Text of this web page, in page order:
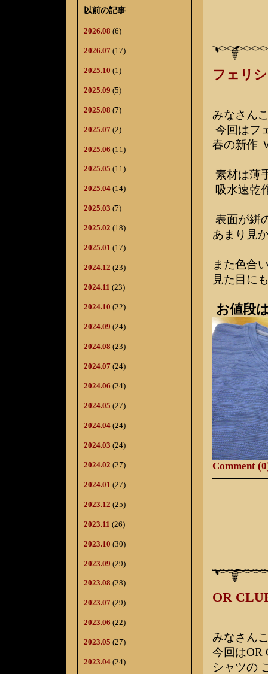
以前の記事
2026.08 (6)
2026.07 (17)
2025.10 (1)
2025.09 (5)
2025.08 (7)
2025.07 (2)
2025.06 (11)
2025.05 (11)
2025.04 (14)
2025.03 (7)
2025.02 (18)
2025.01 (17)
2024.12 (23)
2024.11 (23)
2024.10 (22)
2024.09 (24)
2024.08 (23)
2024.07 (24)
2024.06 (24)
2024.05 (27)
2024.04 (24)
2024.03 (24)
2024.02 (27)
2024.01 (27)
2023.12 (25)
2023.11 (26)
2023.10 (30)
2023.09 (29)
2023.08 (28)
2023.07 (29)
2023.06 (22)
2023.05 (27)
2023.04 (24)
フェリ
みなさん
今回はフ
春の新作
素材は薄
吸水速乾
表面が絣
あまり見
また色合
見た目に
お値段
Comment
OR
みなさん
今回はOR
シャツの